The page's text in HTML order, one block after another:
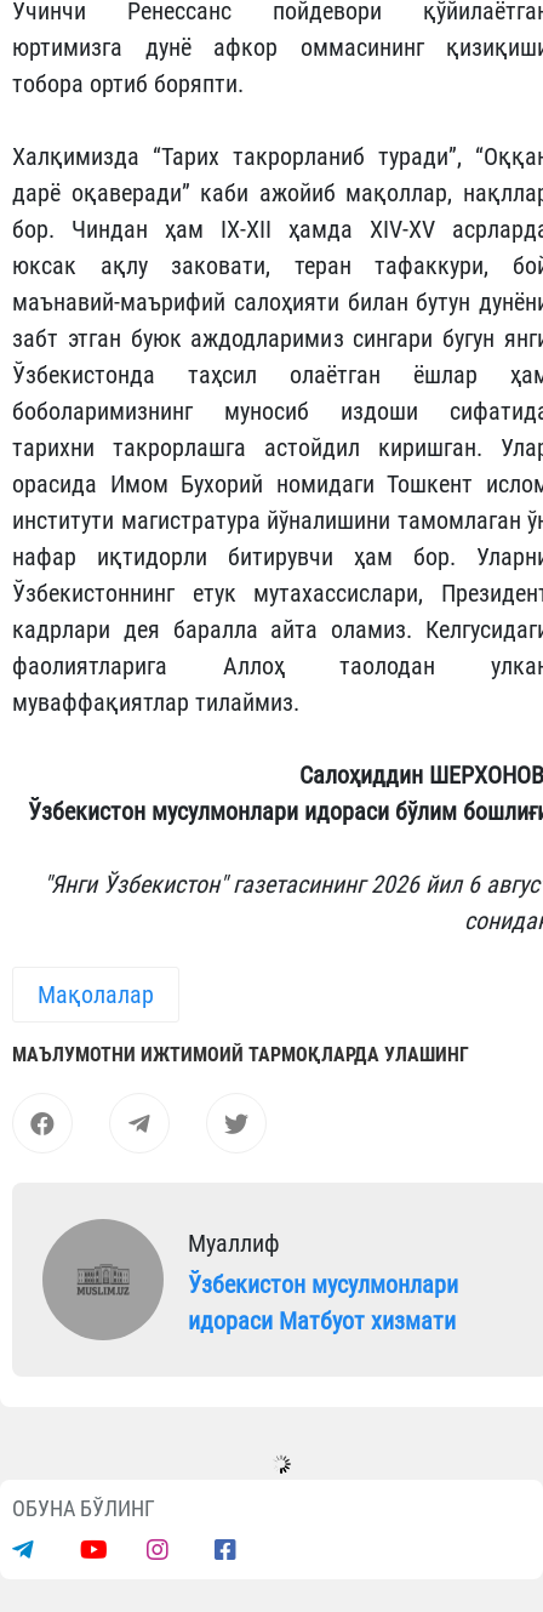
Учинчи Ренессанс пойдевори
юртимизга дунё афкор оммасининг
тобора ортиб боряпти.
Халқимизда “Тарих такрорланиб туради”,
дарё оқаверади” каби ажойиб мақоллар,
бор. Чиндан ҳам IX-XII ҳамда XIV-XV
юксак ақлу заковати, теран тафаккури,
маънавий-маърифий салоҳияти билан бутун
забт этган буюк аждодларимиз сингари бугун
Ўзбекистонда таҳсил олаётган ёшлар
боболаримизнинг муносиб издоши
тарихни такрорлашга астойдил киришган.
орасида Имом Бухорий номидаги Тошкент
институти магистратура йўналишини тамомлаган
нафар иқтидорли битирувчи ҳам бор.
Ўзбекистоннинг етук мутахассислари,
кадрлари дея баралла айта оламиз.
фаолиятларига Аллоҳ таолодан
муваффақиятлар тилаймиз.
Салоҳиддин
Ўзбекистон мусулмонлари идораси бўлим
"Янги Ўзбекистон" газетасининг 2026 йил 6
Мақолалар
МАЪЛУМОТНИ ИЖТИМОИЙ ТАРМОҚЛАРДА УЛАШИНГ
Муаллиф
Ўзбекистон мусулмонлари
идораси Матбуот хизмати
ОБУНА БЎЛИНГ